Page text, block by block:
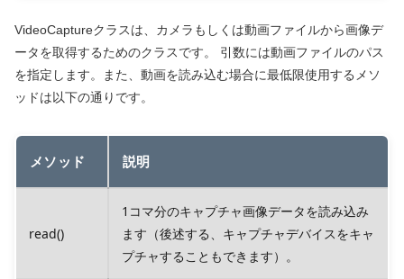
VideoCaptureクラスは、カメラもしくは動画ファイルから画像デ
ータを取得するためのクラスです。 引数には動画ファイルのパス
を指定します。また、動画を読み込む場合に最低限使用するメソ
ッドは以下の通りです。
メソッド 説明
read()
1コマ分のキャプチャ画像データを読み込み
ます（後述する、キャプチャデバイスをキャ
プチャすることもできます）。